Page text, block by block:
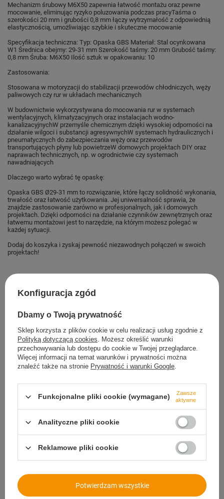
Mechanizm śrubowy M6X50 zapewnia łatwość montażu oraz pewne
mocowanie, eliminując ryzyko poluzowania podczas pracyTaśma o
szerokości 20 mm i grubości 0,8 mm łączy wytrzymałość z odpowiednią
elastycznością, umożliwiając szybkie i skuteczne mocowanie
Specyfikacja techniczna: Typ: Opaska GBS Materiał: Stal ocynkowana
W1 Średnica obejmy: 29-31 mm Szerokość taśmy: 20 mm Grubość taśmy:
0,8 mm Śruba: M6X50 Ilość sztuk w opakowaniu: 10
Zastosowania:
Stosowana w motoryzacji do stabilizacji przewodów chłodniczych, węży
paliwowych czy rur w układach mechanicznych
W budownictwie wykorzystywana do mocowania rur w systemach
wentylacyjnych, klimatyzacyjnych oraz instalacjach wodno-
kanalizacyjnychW przemyśle chemicznym dzięki wysokiej odporności na
działanie wilgoci i substancji agresywnychW systemach hydraulicznych i
pneumatycznych do zabezpieczania węży oraz przewodów
transportujących płyny lub powietrzeW domowych projektach DIY oraz
naprawach technicznych, np. w ogrodnictwie czy systemach
nawadniających
Dlaczego warto wybrać tę opaskę:
Opaska GBS Ø29-31 mm to rozwiązanie, które łączy solidność wykonania,
trwałość oraz łatwość użytkowania. Jej uniwersalność sprawia, że
znajdzie zastosowanie zarówno w profesjonalnych, jak i domowych
projektach. Dzięki odporności na działanie czynników zewnętrznych oraz
łatwemu montażowi jest to narzędzie, na którym możesz polegać w
każdej sytuacji.
Dodaj do koszyka i zyskaj pewność niezawodnych połączeń w swoich
projektach!
Marka
Podmiot odpowiedzialny za ten
produkt na terenie UE
Marcin Kowalski
Symbol OPS.W1.29.31
Typ Obejma GBS
Materiał Stal ocynkowana W1
Szerokość taśmy w mm 20
Grubość taśmy w mm 0,8
Liczba sztuk
Potrzebujesz pomocy? Masz pytania?
Zadaj pytanie a my odpowiemy niezwłocznie,
Konfiguracja zgód
Dbamy o Twoją prywatność
Sklep korzysta z plików cookie w celu realizacji usług zgodnie z
Polityką dotyczącą cookies. Możesz określić warunki
przechowywania lub dostępu do cookie w Twojej przeglądarce.
Więcej informacji na temat warunków i prywatności można
znaleźć także na stronie Prywatność i warunki Google.
Funkcjonalne pliki cookie (wymagane)
Zawsze
aktywne
Analityczne pliki cookie
Reklamowe pliki cookie
Potwierdzam wszystkie